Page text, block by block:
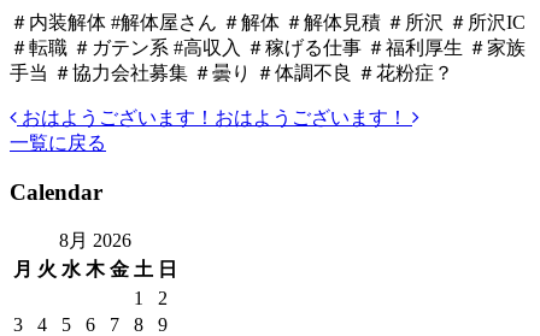
＃内装解体 #解体屋さん ＃解体 ＃解体見積 ＃所沢 ＃所沢IC
＃転職 ＃ガテン系 #高収入 ＃稼げる仕事 ＃福利厚生 ＃家族
手当 ＃協力会社募集 ＃曇り ＃体調不良 ＃花粉症？
投
ナ
ゲ
ー
おはようございます！ おはようございます！
一覧に戻る
Calendar
8月 2026
月 火 水 木 金 土 日
1
2
3
4 5 6 7 8
9